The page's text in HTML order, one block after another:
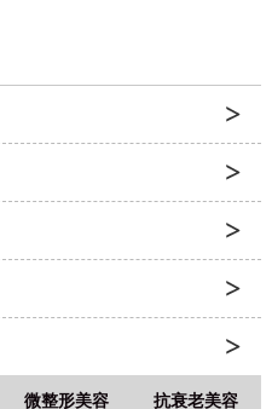
微整形美容 抗衰老美容